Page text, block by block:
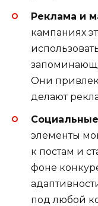
Реклама и
кампаниях
Они
делают
элементы
к постам и
фоне
под любой